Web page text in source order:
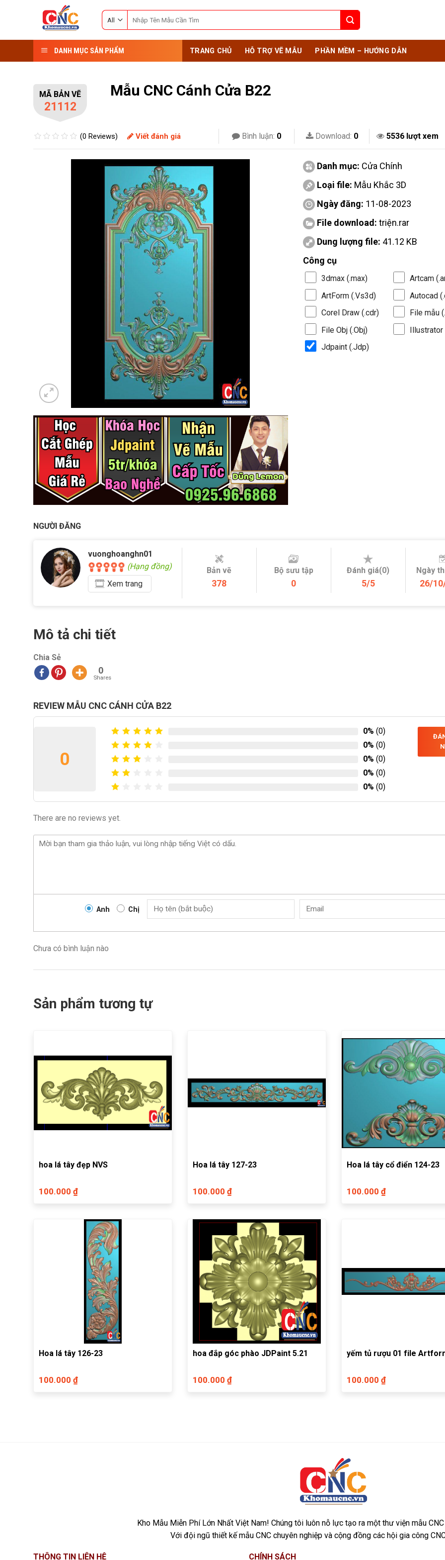
for:
DANH MỤC SẢN PHẨM TRANG CHỦ HỖ TRỢ VẼ MẪU PHẦN MỀM – HƯỚNG DẪN
MÃ BẢN VẼ
21112
Mẫu CNC Cánh Cửa B22
(0 Reviews) Viết đánh giá Bình luận: 0 Download: 0 5536 lượt xem
Danh mục: Cửa Chính
Loại file: Mẫu Khắc 3D
Ngày đăng: 11-08-2023
File download: triện.rar
Dung lượng file: 41.12 KB
Công cụ
3dmax (.max)
Artcam
ArtForm (.Vs3d)
Autocad
Corel Draw (.cdr)
File mẫu
File Obj (.Obj)
Illustrator
Jdpaint (.Jdp)
NGƯỜI ĐĂNG
vuonghoanghn01
(Hạng đồng)
Xem trang
Bản vẽ
378
Bộ sưu tập
0
Đánh giá(0)
5/5
Ngày
26/
Mô tả chi tiết
Chia Sẻ
0
Shares
REVIEW MẪU CNC CÁNH CỬA B22
0
0% (0)
0% (0)
0% (0)
0% (0)
0% (0)
There are no reviews yet.
Anh Chị
Chưa có bình luận nào
Sản phẩm tương tự
hoa lá tây đẹp NVS
100.000 ₫
Hoa lá tây 127-23
100.000 ₫
Hoa lá tây cổ điển 124-23
100.000 ₫
Hoa lá tây 126-23
100.000 ₫
hoa đắp góc phào JDPaint 5.21
100.000 ₫
yếm tủ rượu 01 file
100.000 ₫
Kho Mẫu Miễn Phí Lớn Nhất Việt Nam! Chúng tôi luôn nỗ lực tạo ra một thư viện mẫu
Với đội ngũ thiết kế mẫu CNC chuyên nghiệp và cộng đồng các hội gia công
THÔNG TIN LIÊN HỆ CHÍNH SÁCH